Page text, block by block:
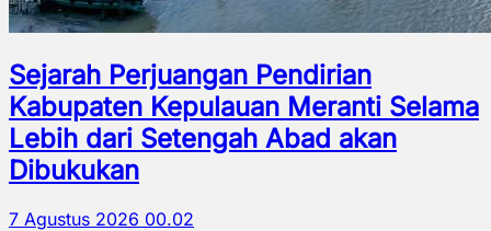
Sejarah Perjuangan Pendirian
Kabupaten Kepulauan Meranti Selama
Lebih dari Setengah Abad akan
Dibukukan
7 Agustus 2026 00.02